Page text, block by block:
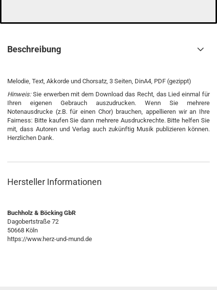
Beschreibung
Melodie, Text, Akkorde und Chorsatz, 3 Seiten, DinA4, PDF (gezippt)
Hinweis:Sie erwerben mit dem Download das Recht, das Lied einmal für
Ihren eigenen Gebrauch auszudrucken. Wenn Sie mehrere
Notenausdrucke (z.B. für einen Chor) brauchen, appellieren wir an Ihre
Fairness: Bitte kaufen Sie dann mehrere Ausdruckrechte. Bitte helfen Sie
mit, dass Autoren und Verlag auch zukünftig Musik publizieren können.
Herzlichen Dank.
Hersteller Informationen
Buchholz & Böcking GbR
Dagobertstraße 72
50668 Köln
https://www.herz-und-mund.de